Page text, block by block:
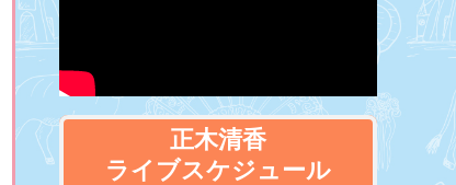
正木清香
ライブスケジュール